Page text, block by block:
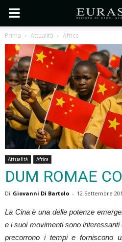
Prima Attualità Africa
Attualità Africa
DUM ROMAE
Di Giovanni Di Bartolo - 12 Settembre
La Cina è una delle potenze
e i suoi movimenti sono
precorrono i tempi e forniscono